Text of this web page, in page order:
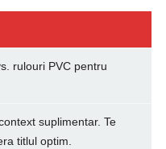
rulouri PVC pentru
suplimentar. Te
titlul optim.